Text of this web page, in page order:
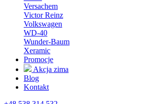
Versachem
Victor Reinz
Volkswagen
WD-40
Wunder-Baum
Xeramic
Promocje
Akcja zima
Blog
Kontakt